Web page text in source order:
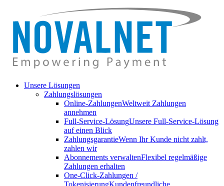
Unsere Lösungen
Zahlungslösungen
Online-ZahlungenWeltweit Zahlungen
annehmen
Full-Service-LösungUnsere Full-Service-Lösung
auf einen Blick
ZahlungsgarantieWenn Ihr Kunde nicht zahlt,
zahlen wir
Abonnements verwaltenFlexibel regelmäßige
Zahlungen erhalten
One-Click-Zahlungen /
TokenisierungKundenfreundliche